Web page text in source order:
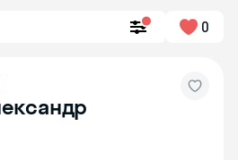
0